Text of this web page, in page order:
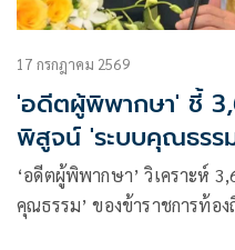
17 กรกฎาคม 2569
'อดีตผู้พิพากษา' ชี้ 3,621 รายชื่อ กับบท
พิสูจน์ 'ระบบคุณธรร
ไทย
‘อดีตผู้พิพากษา’ วิเคราะห์ 3,621 รายชื่อ กับบทพิสูจน์ ‘ระบบ
คุณธรรม’ ของข้าราชการท้อ